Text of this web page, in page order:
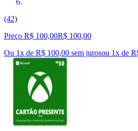
(42)
Preço R$ 100,00R$ 100,00
Ou 1x de R$ 100,00 sem jurosou 1x de